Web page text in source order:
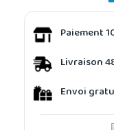
Paiement
Livraison
Envoi